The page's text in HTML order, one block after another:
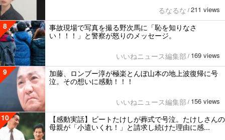
るなるな / 211 views
8
事故現場で写真を撮る野次馬に「恥を知りなさ
い！！！」と警察が怒りのメッセージ。
いいねニュース編集部 / 169 views
9
加藤、ロンブー淳が極楽とんぼ山本の地上波復帰に号
泣。その想いに感動！！！
いいねニュース編集部 / 156 views
10
【感動実話】ビートたけしが葬式で号泣。たけしさんの
母親が「小遣いくれ！」と請求し続けた理由に感...